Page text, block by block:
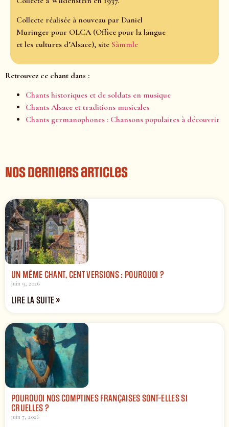
Collecte réalisée à nouveau par Daniel
Muringer pour OLCA (Office pour la langue
et les cultures d’Alsace), site Sàmmle
Retrouvez ce chant dans :
Chants historiques et de soldats en musique
Chants Alsace et traditions musicales
Chants germanophones : Chansons populaires à découvrir
Nos derniers articles
UN MÊME CHANT, CENT VERSIONS : POURQUOI ?
juin 9, 2026
LIRE LA SUITE »
POURQUOI NOS COMPTINES FRANÇAISES SONT-ELLES SI
CRUELLES ?
juin 7, 2026